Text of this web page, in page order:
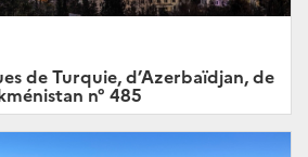
de Turquie, d’Azerbaïdjan, de
n° 485